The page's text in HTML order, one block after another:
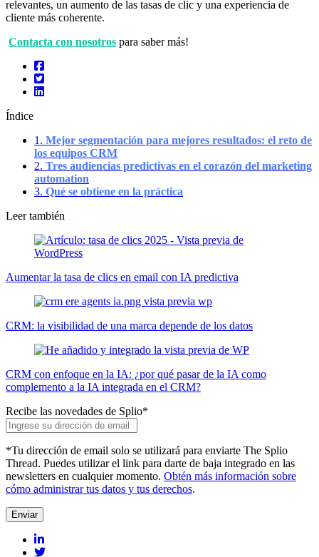
relevantes, un aumento de las tasas de clic y una experiencia de
cliente más coherente.
Contacta con nosotros para saber más!
Índice
1. Mejor segmentación para mejores resultados: el reto de
los equipos CRM
2. Tres audiencias predictivas en el corazón del marketing
automation
3. Qué se obtiene en la práctica
Leer también
Aumentar la tasa de clics en email con IA predictiva
CRM: la visibilidad de una marca depende de los datos
CRM con enfoque en la IA: ¿por qué pasar de la IA como
complemento a la IA integrada en el CRM?
Recibe las novedades de Splio*
*Tu dirección de email solo se utilizará para enviarte The Splio
Thread. Puedes utilizar el link para darte de baja integrado en las
newsletters en cualquier momento. Obtén más información sobre
cómo administrar tus datos y tus derechos.